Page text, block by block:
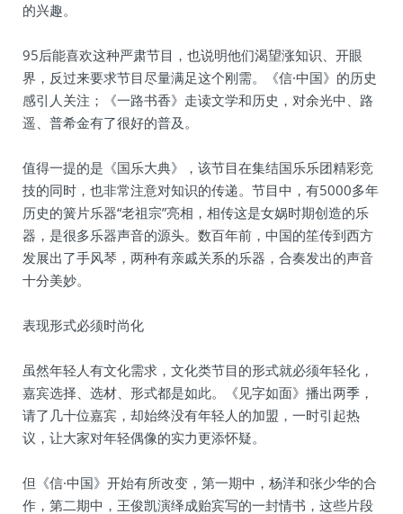
的兴趣。
95后能喜欢这种严肃节目，也说明他们渴望涨知识、开眼
界，反过来要求节目尽量满足这个刚需。《信·中国》的历史
感引人关注；《一路书香》走读文学和历史，对余光中、路
遥、普希金有了很好的普及。
值得一提的是《国乐大典》，该节目在集结国乐乐团精彩竞
技的同时，也非常注意对知识的传递。节目中，有5000多年
历史的簧片乐器“老祖宗”亮相，相传这是女娲时期创造的乐
器，是很多乐器声音的源头。数百年前，中国的笙传到西方
发展出了手风琴，两种有亲戚关系的乐器，合奏发出的声音
十分美妙。
表现形式必须时尚化
虽然年轻人有文化需求，文化类节目的形式就必须年轻化，
嘉宾选择、选材、形式都是如此。《见字如面》播出两季，
请了几十位嘉宾，却始终没有年轻人的加盟，一时引起热
议，让大家对年轻偶像的实力更添怀疑。
但《信·中国》开始有所改变，第一期中，杨洋和张少华的合
作，第二期中，王俊凯演绎成贻宾写的一封情书，这些片段